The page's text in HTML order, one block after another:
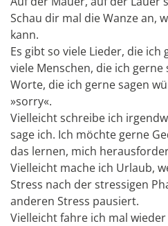
Schau dir mal die Wanze an,
kann.
Es gibt so viele Lieder, die ich
viele Menschen, die ich gerne
Worte, die ich gerne sagen
»sorry«.
Vielleicht schreibe ich
sage ich. Ich möchte gerne
das lernen, mich
Vielleicht mache ich Urlaub,
Stress nach der stressigen
anderen Stress pausiert.
Vielleicht fahre ich mal